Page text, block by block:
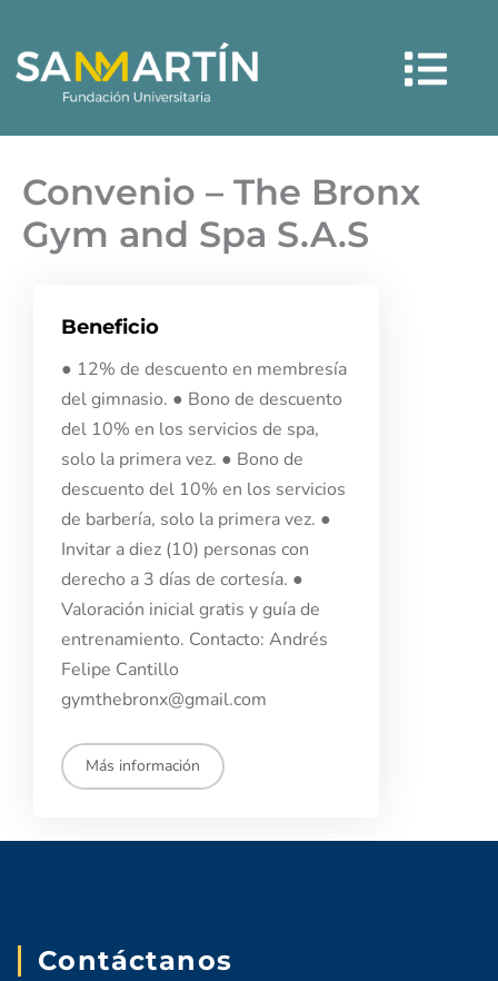
contenido
Menú
Convenio – The Bronx
Gym and Spa S.A.S
Beneficio
● 12% de descuento en membresía
del gimnasio. ● Bono de descuento
del 10% en los servicios de spa,
solo la primera vez. ● Bono de
descuento del 10% en los servicios
de barbería, solo la primera vez. ●
Invitar a diez (10) personas con
derecho a 3 días de cortesía. ●
Valoración inicial gratis y guía de
entrenamiento. Contacto: Andrés
Felipe Cantillo
gymthebronx@gmail.com
Más información
Contáctanos